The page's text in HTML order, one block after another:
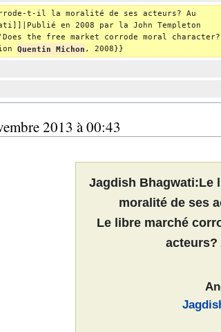
t-il la moralité de ses acteurs? Au
en 2008 par la John Templeton
the free market corrode moral character?
Quentin Michon , 2008}}
2013 à 00:43
Jagdish Bhagwati:Le
moralité de ses
Le libre marché
acteurs?